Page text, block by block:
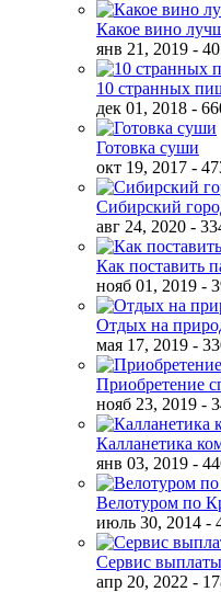
Какое вино
янв 21, 2019 -
10 странных
дек 01, 2018 -
Готовка суши
окт 19, 2017 -
Сибирский
авг 24, 2020 -
Как поставить
нояб 01, 2019 -
Отдых на
мая 17, 2019 -
Приобретение
нояб 23, 2019 -
Калланетика
янв 03, 2019 -
Велотуром по
июль 30, 2014 -
Сервис
апр 20, 2022 -